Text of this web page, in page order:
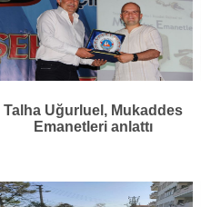
Talha Uğurluel, Mukaddes
Emanetleri anlattı